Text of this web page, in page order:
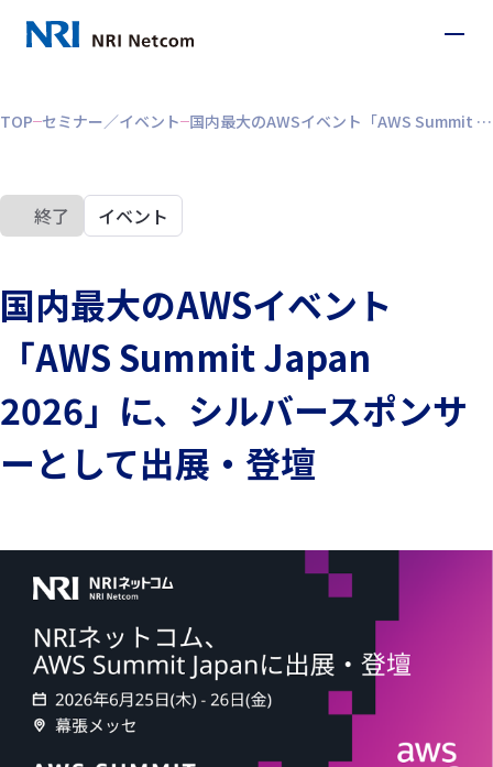
TOP セミナー／イベント 国内最大のAWSイベント「AWS Summit Japan 2026」に、シルバースポンサーとして出展・登壇
終了 イベント
国内最大のAWSイベント
「AWS Summit Japan
2026」に、シルバースポンサ
ーとして出展・登壇